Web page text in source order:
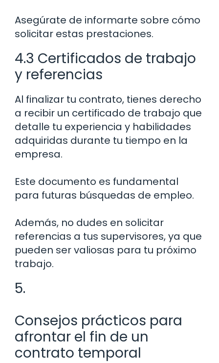
Asegúrate de informarte sobre cómo
solicitar estas prestaciones.
4.3 Certificados de trabajo
y referencias
Al finalizar tu contrato, tienes derecho
a recibir un certificado de trabajo que
detalle tu experiencia y habilidades
adquiridas durante tu tiempo en la
empresa.
Este documento es fundamental
para futuras búsquedas de empleo.
Además, no dudes en solicitar
referencias a tus supervisores, ya que
pueden ser valiosas para tu próximo
trabajo.
5.
Consejos prácticos para
afrontar el fin de un
contrato temporal